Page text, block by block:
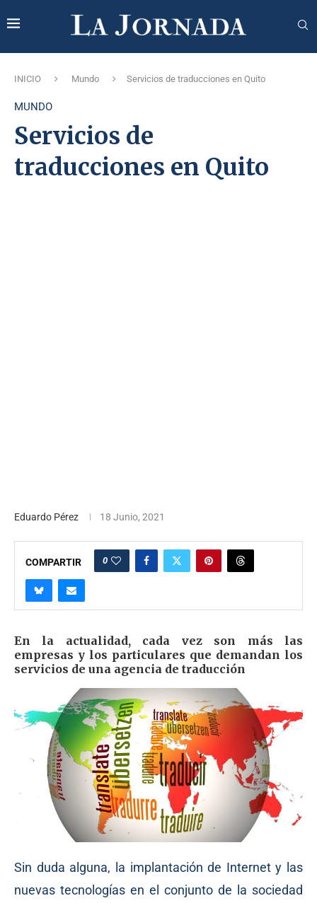
INICIO Mundo Servicios de traducciones en Quito
MUNDO
Servicios de
traducciones en Quito
Eduardo Pérez 18 Junio, 2021
COMPARTIR 0
En la actualidad, cada vez son más las
empresas y los particulares que demandan los
servicios de una agencia de traducción
Sin duda alguna, la implantación de Internet y las
nuevas tecnologías en el conjunto de la sociedad